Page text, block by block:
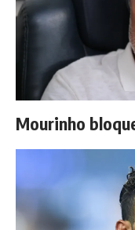
Mourinho